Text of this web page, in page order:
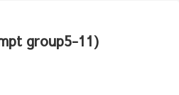
group5-11)